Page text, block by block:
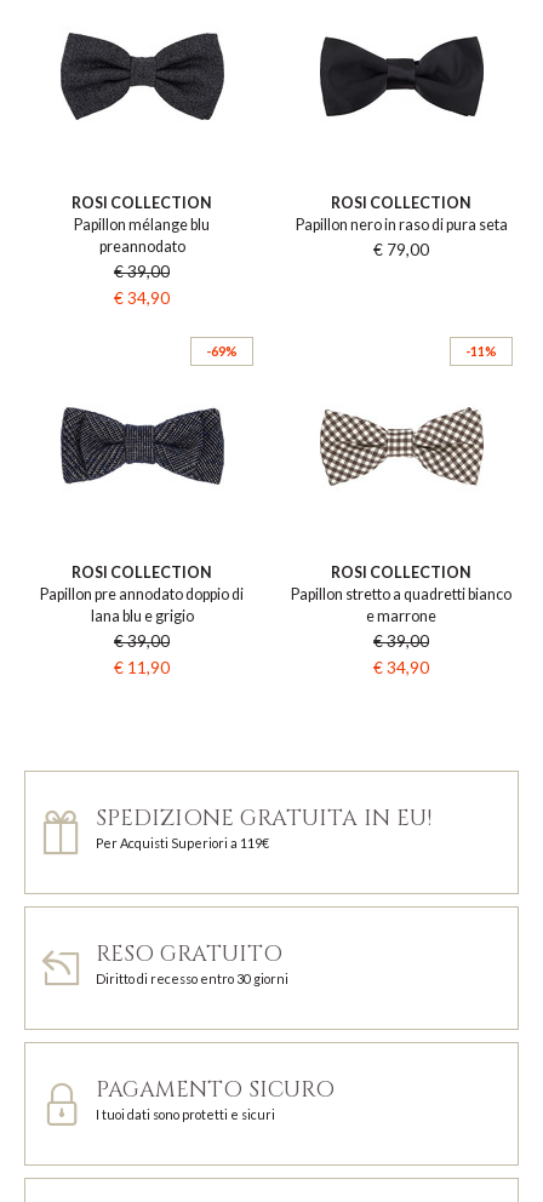
ROSI COLLECTION
Papillon mélange blu
preannodato
€ 39,00
€ 34,90
ROSI COLLECTION
Papillon nero in raso di pura seta
€ 79,00
-69%
ROSI COLLECTION
Papillon pre annodato doppio di
lana blu e grigio
€ 39,00
€ 11,90
-11%
ROSI COLLECTION
Papillon stretto a quadretti bianco
e marrone
€ 39,00
€ 34,90
SPEDIZIONE GRATUITA IN EU!
Per Acquisti Superiori a 119€
RESO GRATUITO
Diritto di recesso entro 30 giorni
PAGAMENTO SICURO
I tuoi dati sono protetti e sicuri